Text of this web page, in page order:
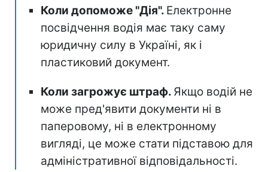
Коли допоможе "Дія". Електронне
посвідчення водія має таку саму
юридичну силу в Україні, як і
пластиковий документ.
Коли загрожує штраф. Якщо водій не
може пред'явити документи ні в
паперовому, ні в електронному
вигляді, це може стати підставою для
адміністративної відповідальності.